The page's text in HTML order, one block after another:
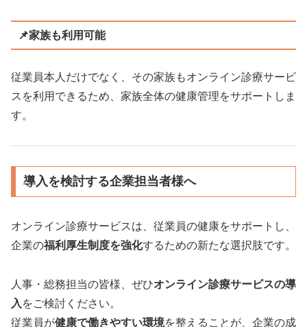
📌家族も利用可能
従業員本人だけでなく、その家族もオンライン診療サービ
スを利用できるため、家族全体の健康管理をサポートしま
す。
導入を検討する企業担当者様へ
オンライン診療サービスは、従業員の健康をサポートし、
企業の福利厚生制度を強化するための新たな選択肢です。
人事・総務担当の皆様、ぜひオンライン診療サービスの導
入 をご検討ください。
従業員が健康で働きやすい環境を整えることが、企業の成